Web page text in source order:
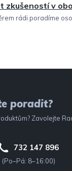
zkušeností v
rádi poradíme
poradit?
Zavolejte
732 147 896
(Po–Pá: 8–16:00)